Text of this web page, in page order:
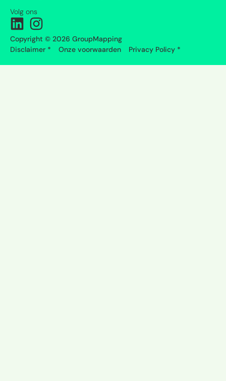
Volg ons
Copyright © 2026 GroupMapping
Disclaimer *
Onze voorwaarden Privacy Policy *